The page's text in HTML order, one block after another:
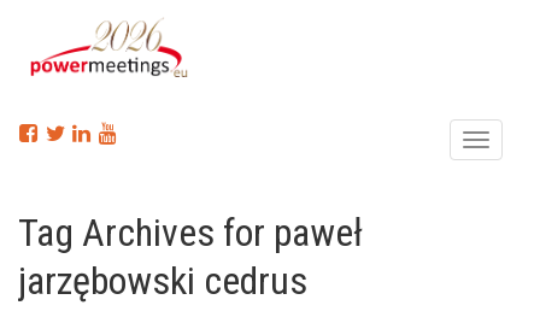
Menu
Tag Archives for paweł
jarzębowski cedrus